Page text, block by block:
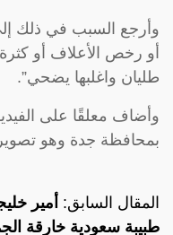
وأرجع السبب في ذلك
أو رخص الأعلاف أو
طليان واغلبها يضحي”.
وأضاف معلقًا على
بمحافظة جدة وهو
المقال السابق: أمير
طبيبة سعودية خارقة